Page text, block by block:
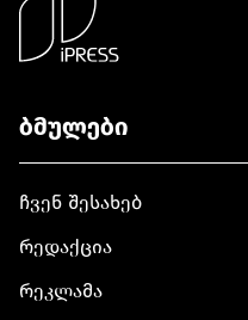
ბმულები
ჩვენ შესახებ
რედაქცია
რეკლამა